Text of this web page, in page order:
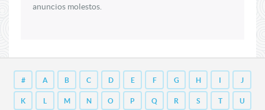
anuncios molestos.
# A B C D E F G H I J
K L M N O P Q R S T U